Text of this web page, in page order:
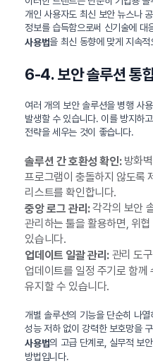
개인 사용자도 최신 보안 뉴스나
정보를 습득함으로써 신기술에 대
사용법을 최신 동향에 맞게 지속
6-4. 보안 솔루션 통
여러 개의 보안 솔루션을 병행 사
발생할 수 있습니다. 이를 방지하
전략을 세우는 것이 좋습니다.
솔루션 간 호환성 확인:방화
프로그램이 충돌하지 않도록
리스트를 확인합니다.
중앙 로그 관리:각각의 보안
관리하는 툴을 활용하면, 위
있습니다.
업데이트 일괄 관리:관리 도구
업데이트를 일정 주기로 함께
유지할 수 있습니다.
개별 솔루션의 기능을 단순히 나
성능 저하 없이 강력한 보호망을
사용법의 고급 단계로, 실무적 보
방법입니다.